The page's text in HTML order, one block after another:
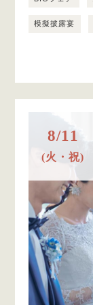
模擬披露宴
8/11
(火・祝)